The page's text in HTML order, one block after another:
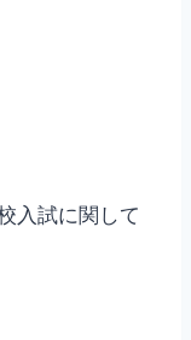
入試に関して